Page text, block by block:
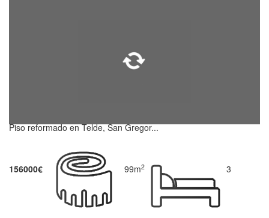
Piso reformado en Telde, San Gregor...
156000€ 99m2 3